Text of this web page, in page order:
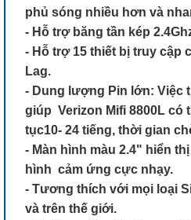
phủ sóng nhiều hơn và
- Hỗ trợ băng tần kép
- Hỗ trợ 15 thiết bị truy cập
Lag.
- Dung lượng Pin lớn: Việc
giúp Verizon Mifi 8800L có
tục10- 24 tiếng, thời gian
- Màn hình màu 2.4" hiển
hình cảm ứng cực nhạy.
- Tương thích với mọi loại
và trên thế giới.